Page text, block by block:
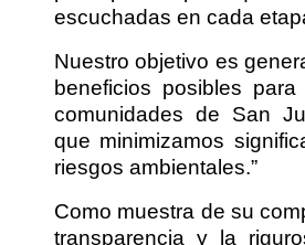
escuchadas en cada
Nuestro objetivo es
beneficios posibles
comunidades de San
que minimizamos
riesgos ambientales.”
Como muestra de su
transparencia y la